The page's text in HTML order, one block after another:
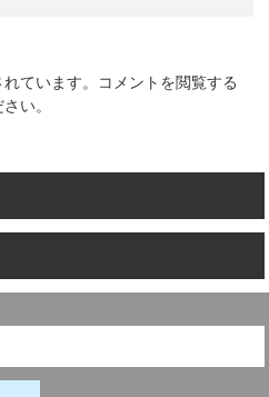
ています。コメントを閲覧する
い。